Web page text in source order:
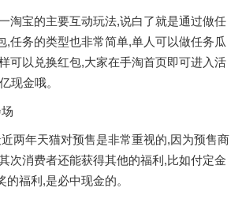
宝的主要互动玩法,说白了就是通过做任
,任务的类型也非常简单,单人可以做任务瓜
可以兑换红包,大家在手淘首页即可进入活
现金哦。
年天猫对预售是非常重视的,因为预售商
次消费者还能获得其他的福利,比如付定金
福利,是必中现金的。